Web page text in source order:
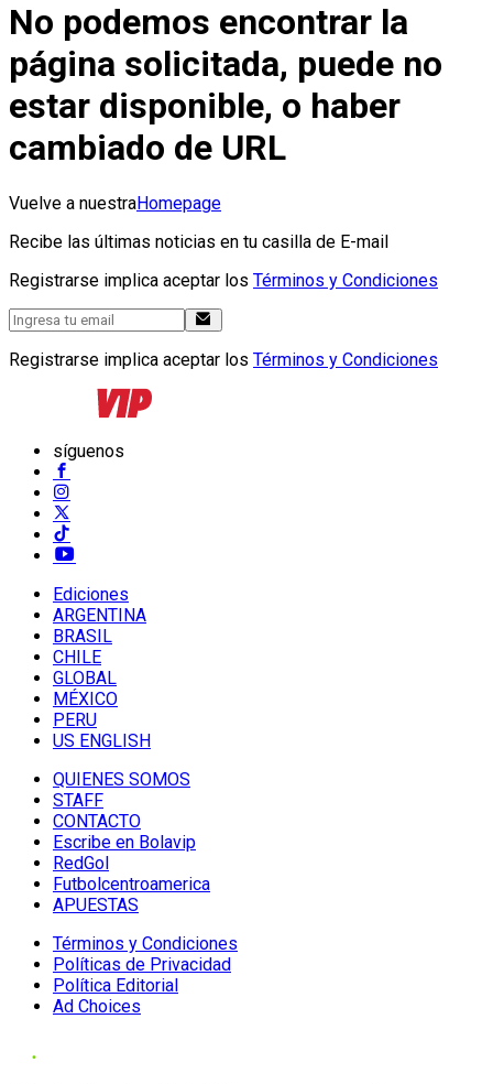
No podemos encontrar la
página solicitada, puede no
estar disponible, o haber
cambiado de URL
Vuelve a nuestraHomepage
Recibe las últimas noticias en tu casilla de E-mail
Registrarse implica aceptar los Términos y Condiciones
Registrarse implica aceptar los Términos y Condiciones
síguenos
Ediciones
ARGENTINA
BRASIL
CHILE
GLOBAL
MÉXICO
PERU
US ENGLISH
QUIENES SOMOS
STAFF
CONTACTO
Escribe en Bolavip
RedGol
Futbolcentroamerica
APUESTAS
Términos y Condiciones
Políticas de Privacidad
Política Editorial
Ad Choices